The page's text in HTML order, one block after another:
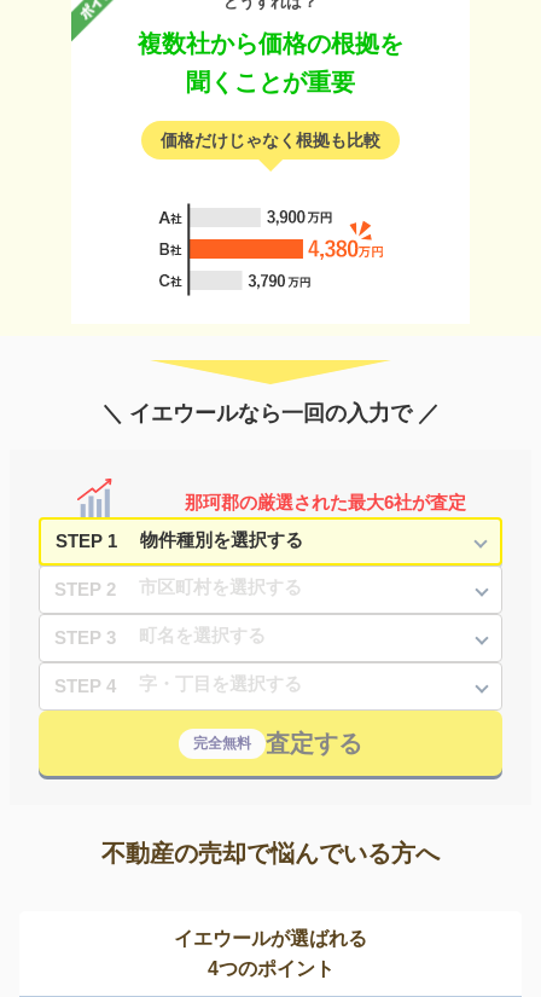
複数社から価格の根拠を
聞くことが重要
価格だけじゃなく根拠も比較
＼ イエウールなら一回の入力で ／
那珂郡の厳選された最大6社が査定
STEP 1
STEP 2
STEP 3
STEP 4
完全無料 査定する
不動産の売却で悩んでいる方へ
イエウールが選ばれる
4つのポイント